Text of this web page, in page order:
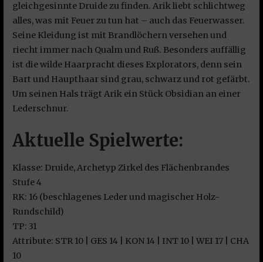
gleichgesinnte Druide zu finden. Arik liebt schlichtweg
alles, was mit Feuer zu tun hat – auch das Feuerwasser.
Seine Kleidung ist mit Brandlöchern versehen und
riecht immer nach Qualm und Ruß. Besonders auffällig
ist die wilde Haarpracht dieses Explorators, denn sein
Bart und Haupthaar sind grau, schwarz und rot gefärbt.
Um seinen Hals trägt Arik ein Stück Obsidian an einer
Lederschnur.
Aktuelle Spielwerte:
Klasse: Druide, Archetyp Zirkel des Flächenbrandes
Stufe 4
RK: 16 (beschlagenes Leder und magischer Holz-
Rundschild)
TP: 31
Attribute: STR 10 | GES 14 | KON 14 | INT 10 | WEI 17 | CHA
10